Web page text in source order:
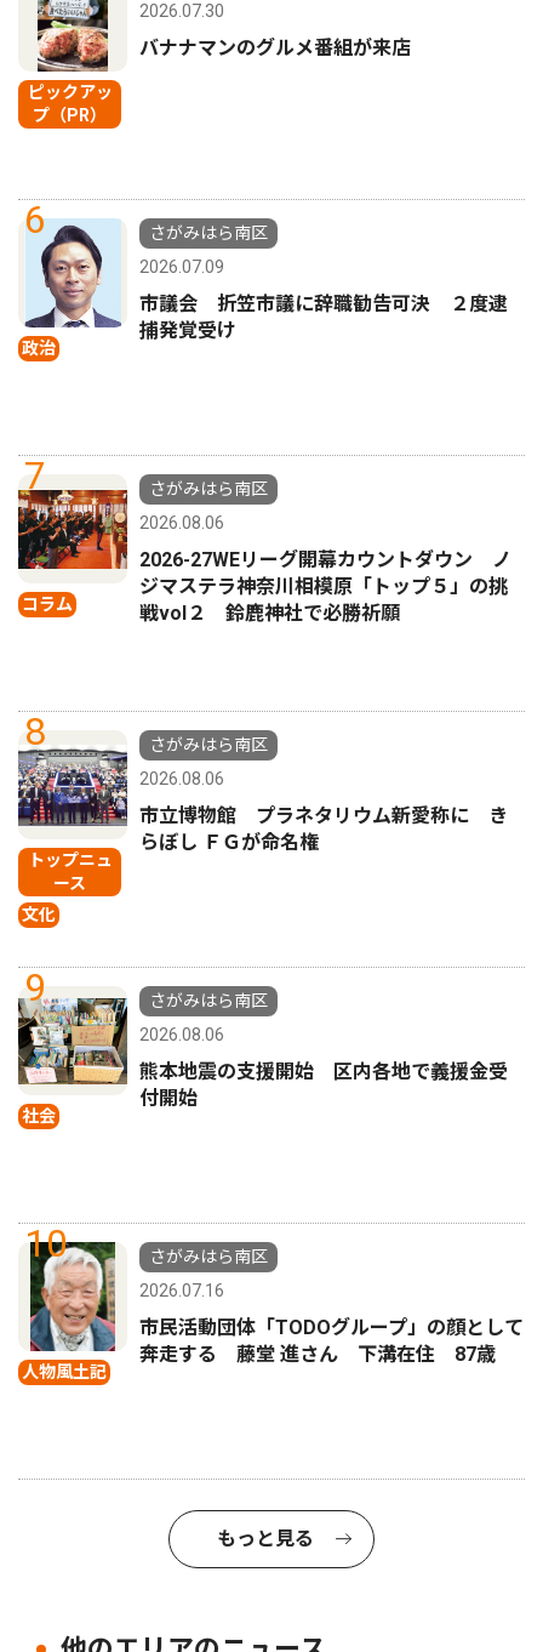
ピックアッ
プ（PR）
2026.07.30
バナナマンのグルメ番組が来店
6
政治
さがみはら南区
2026.07.09
市議会 折笠市議に辞職勧告可決 ２度逮
捕発覚受け
7
コラム
さがみはら南区
2026.08.06
2026-27WEリーグ開幕カウントダウン ノ
ジマステラ神奈川相模原「トップ５」の挑
戦vol２ 鈴鹿神社で必勝祈願
8
トップニュ
ース
文化
さがみはら南区
2026.08.06
市立博物館 プラネタリウム新愛称に き
らぼし ＦＧが命名権
9
社会
さがみはら南区
2026.08.06
熊本地震の支援開始 区内各地で義援金受
付開始
10
人物風土記
さがみはら南区
2026.07.16
市民活動団体「TODOグループ」の顔として
奔走する 藤堂 進さん 下溝在住 87歳
もっと見る